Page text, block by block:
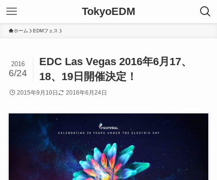
TokyoEDM
ホーム EDMフェス
EDC Las Vegas 2016年6月17、
18、19日開催決定！
2016
6/24
2015年9月10日 2016年6月24日